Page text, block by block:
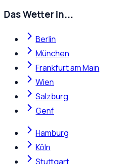
Das Wetter in...
Berlin
München
Frankfurt am Main
Wien
Salzburg
Genf
Hamburg
Köln
Stuttgart